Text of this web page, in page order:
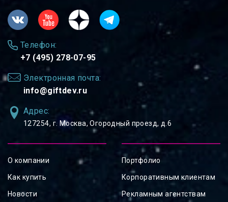
Телефон:
+7 (495) 278-07-95
Электронная почта:
info@giftdev.ru
Адрес:
127254, ⁠г. Москва, Огородный проезд, д.6
О компании
Как купить
Новости
Портфолио
Корпоративным клиентам
Рекламным агентствам